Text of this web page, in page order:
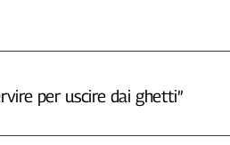
per uscire dai ghetti”